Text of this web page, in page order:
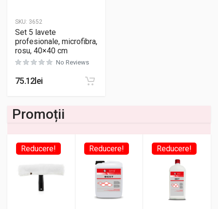
SKU: 3652
Set 5 lavete
profesionale, microfibra,
rosu, 40×40 cm
No Reviews
75.12lei
Promoții
Reducere! Reducere! Reducere!